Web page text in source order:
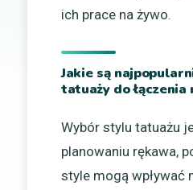
ich prace na żywo.
Jakie są
tatuaży do łączenia
Wybór stylu tatuażu
planowaniu rękawa,
style mogą wpływać